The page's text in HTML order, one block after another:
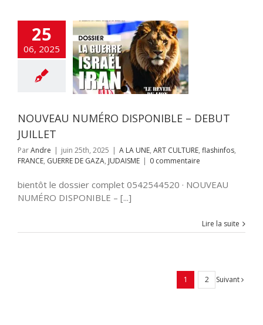
25
06, 2025
NUMÉRO
– DEBUT
ART CULTURE
NOUVEAU NUMÉRO DISPONIBLE – DEBUT
JUILLET
ParAndre | juin 25th, 2025 | A LA UNE, ART CULTURE, flashinfos,
FRANCE, GUERRE DE GAZA, JUDAISME | 0 commentaire
bientôt le dossier complet 0542544520 · NOUVEAU
NUMÉRO DISPONIBLE – [...]
Lire la suite
1 2 Suivant